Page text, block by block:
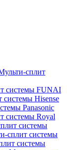
сплит
системы FUNAI
системы Hisense
Panasonic
системы Royal
системы
сплит системы
системы